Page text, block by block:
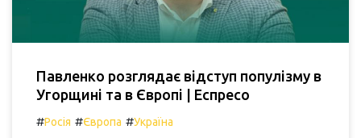
Павленко розглядає відступ популізму в
Угорщині та в Європі | Еспресо
#Росія #Європа #Україна